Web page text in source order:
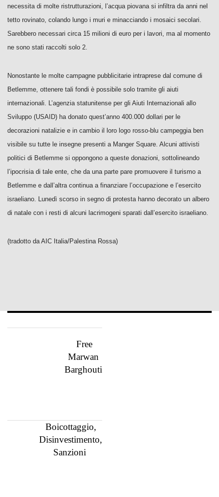
necessita di molte ristrutturazioni, l’acqua piovana si infiltra da anni nel
tetto rovinato, colando lungo i muri e minacciando i mosaici secolari.
Sarebbero necessari circa 15 milioni di euro per i lavori, ma al momento
ne sono stati raccolti solo 2.
Nonostante le molte campagne pubblicitarie intraprese dal comune di
Betlemme, ottenere tali fondi è possibile solo tramite gli aiuti
internazionali. L’agenzia statunitense per gli Aiuti Internazionali allo
Sviluppo (USAID) ha donato quest’anno 400.000 dollari per le
decorazioni natalizie e in cambio il loro logo rosso-blu campeggia ben
visibile su tutte le insegne presenti a Manger Square. Alcuni attivisti
politici di Betlemme si oppongono a queste donazioni, sottolineando
l’ipocrisia di tale ente, che da una parte pare promuovere il turismo a
Betlemme e dall’altra continua a finanziare l’occupazione e l’esercito
israeliano. Lunedì scorso in segno di protesta hanno decorato un albero
di natale con i resti di alcuni lacrimogeni sparati dall’esercito israeliano.
(tradotto da AIC Italia/Palestina Rossa)
Free
Marwan
Barghouti
Boicottaggio,
Disinvestimento,
Sanzioni